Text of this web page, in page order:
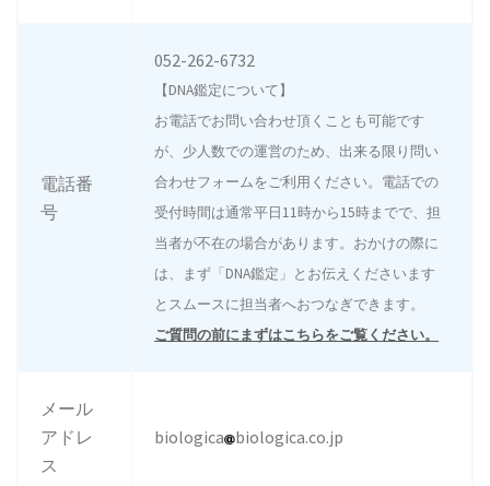
電話番
号
052-262-6732
【DNA鑑定について】
お電話でお問い合わせ頂くことも可能です
が、少人数での運営のため、出来る限り問い
合わせフォームをご利用ください。電話での
受付時間は通常平日11時から15時までで、担
当者が不在の場合があります。おかけの際に
は、まず「DNA鑑定」とお伝えくださいます
とスムースに担当者へおつなぎできます。
ご質問の前にまずはこちらをご覧ください。
メール
アドレ
ス
biologica biologica.co.jp